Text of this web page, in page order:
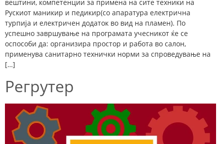
вештини, компетенции за примена на сите техники на
Рускиот маникир и педикир(со апаратура електрична
турпија и електричен додаток во вид на пламен). По
успешно завршување на програмата учесникот ќе се
оспособи да: организира простор и работа во салон,
применува санитарно технички норми за спроведување на
[…]
Регрутер